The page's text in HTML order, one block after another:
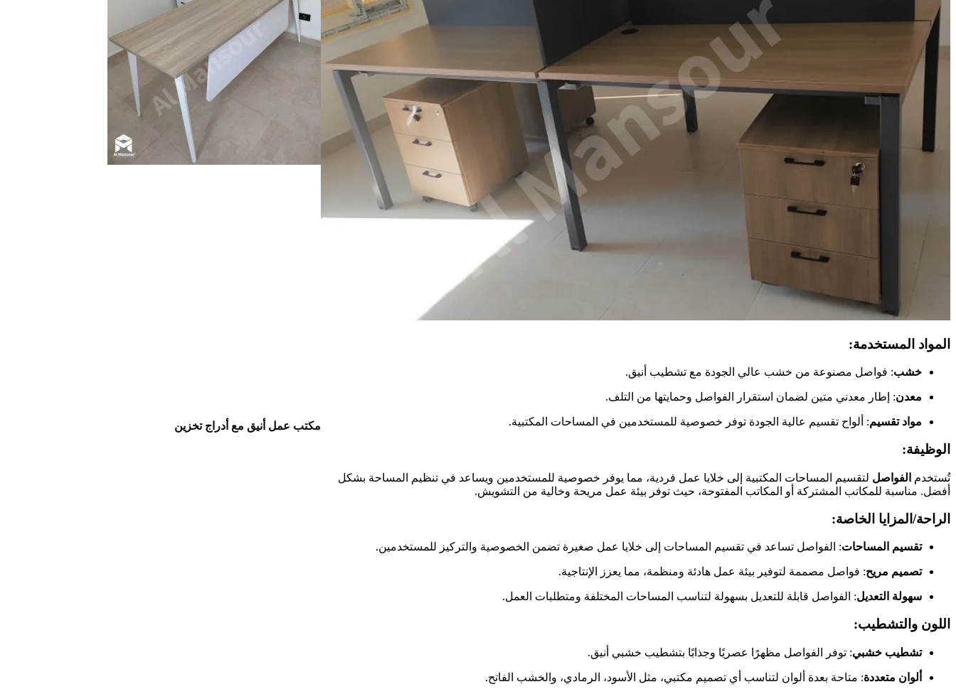
المواد المستخدمة:
خشب: فواصل مصنوعة من خشب عالي الجودة مع تشطيب أنيق.
معدن: إطار معدني متين لضمان استقرار الفواصل وحمايتها من التلف.
مواد تقسيم: ألواح تقسيم عالية الجودة توفر خصوصية للمستخدمين في المساحات المكتبية.
الوظيفة:
تُستخدم الفواصل لتقسيم المساحات المكتبية إلى خلايا عمل فردية، مما يوفر خصوصية للمستخدمين ويساعد في تنظيم المساحة بشكل
أفضل. مناسبة للمكاتب المشتركة أو المكاتب المفتوحة، حيث توفر بيئة عمل مريحة وخالية من التشويش.
الراحة/المزايا الخاصة:
تقسيم المساحات: الفواصل تساعد في تقسيم المساحات إلى خلايا عمل صغيرة تضمن الخصوصية والتركيز للمستخدمين.
تصميم مريح: فواصل مصممة لتوفير بيئة عمل هادئة ومنظمة، مما يعزز الإنتاجية.
سهولة التعديل: الفواصل قابلة للتعديل بسهولة لتناسب المساحات المختلفة ومتطلبات العمل.
اللون والتشطيب:
تشطيب خشبي: توفر الفواصل مظهرًا عصريًا وجذابًا بتشطيب خشبي أنيق.
ألوان متعددة: متاحة بعدة ألوان لتناسب أي تصميم مكتبي، مثل الأسود، الرمادي، والخشب الفاتح.
مكتب عمل أنيق مع أدراج تخزين